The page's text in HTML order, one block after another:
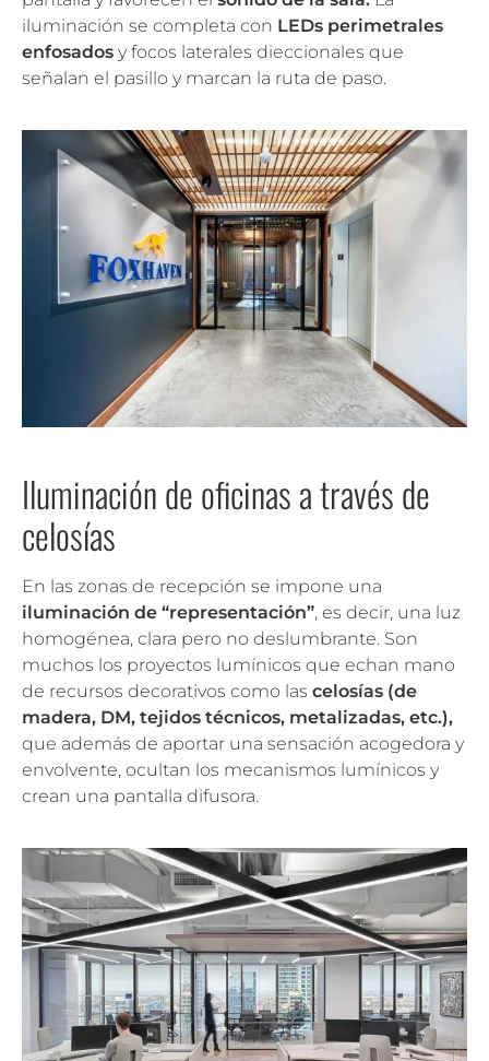
iluminación se completa con LEDs perimetrales
enfosados y focos laterales dieccionales que
señalan el pasillo y marcan la ruta de paso.
Iluminación de oficinas a través de
celosías
En las zonas de recepción se impone una
iluminación de “representación”, es decir, una luz
homogénea, clara pero no deslumbrante. Son
muchos los proyectos lumínicos que echan mano
de recursos decorativos como las celosías (de
madera, DM, tejidos técnicos, metalizadas, etc.),
que además de aportar una sensación acogedora y
envolvente, ocultan los mecanismos lumínicos y
crean una pantalla difusora.